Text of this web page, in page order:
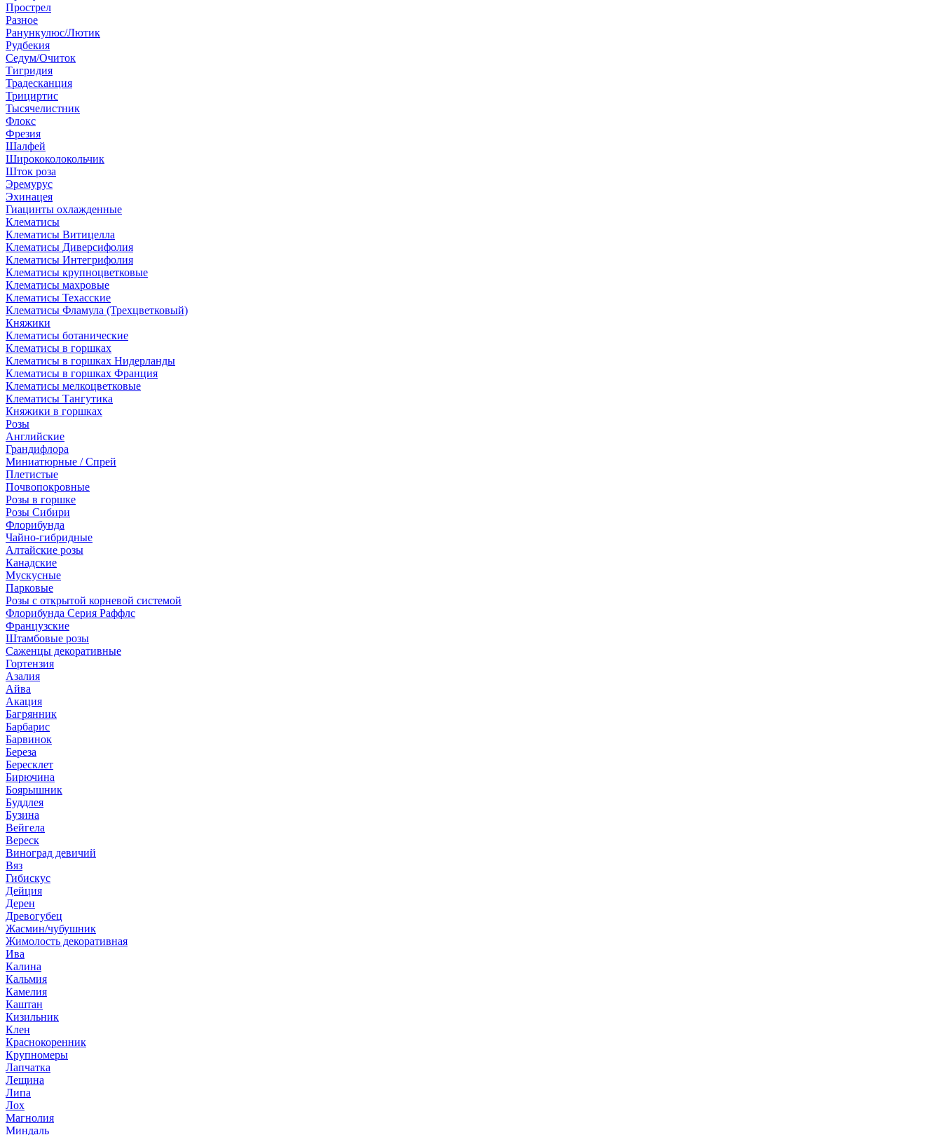
Прострел
Разное
Ранункулюс/Лютик
Рудбекия
Седум/Очиток
Тигридия
Традесканция
Трициртис
Тысячелистник
Флокс
Фрезия
Шалфей
Ширококолокольчик
Шток роза
Эремурус
Эхинацея
Гиацинты охлажденные
Клематисы
Клематисы Витицелла
Клематисы Диверсифолия
Клематисы Интегрифолия
Клематисы крупноцветковые
Клематисы махровые
Клематисы Техасские
Клематисы Фламула (Трехцветковый)
Княжики
Клематисы ботанические
Клематисы в горшках
Клематисы в горшках Нидерланды
Клематисы в горшках Франция
Клематисы мелкоцветковые
Клематисы Тангутика
Княжики в горшках
Розы
Английские
Грандифлора
Миниатюрные / Спрей
Плетистые
Почвопокровные
Розы в горшке
Розы Сибири
Флорибунда
Чайно-гибридные
Алтайские розы
Канадские
Мускусные
Парковые
Розы с открытой корневой системой
Флорибунда Серия Раффлс
Французские
Штамбовые розы
Саженцы декоративные
Гортензия
Азалия
Айва
Акация
Багрянник
Барбарис
Барвинок
Береза
Бересклет
Бирючина
Боярышник
Буддлея
Бузина
Вейгела
Вереск
Виноград девичий
Вяз
Гибискус
Дейция
Дерен
Древогубец
Жасмин/чубушник
Жимолость декоративная
Ива
Калина
Кальмия
Камелия
Каштан
Кизильник
Клен
Краснокоренник
Крупномеры
Лапчатка
Лещина
Липа
Лох
Магнолия
Миндаль